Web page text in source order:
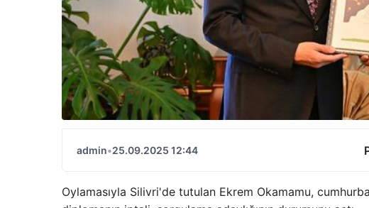
admin•25.09.2025 12:44
Oylamasıyla Silivri'de tutulan Ekrem Okamamu,